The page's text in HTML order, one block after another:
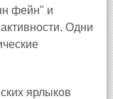
фейн" и
Одни
ярлыков